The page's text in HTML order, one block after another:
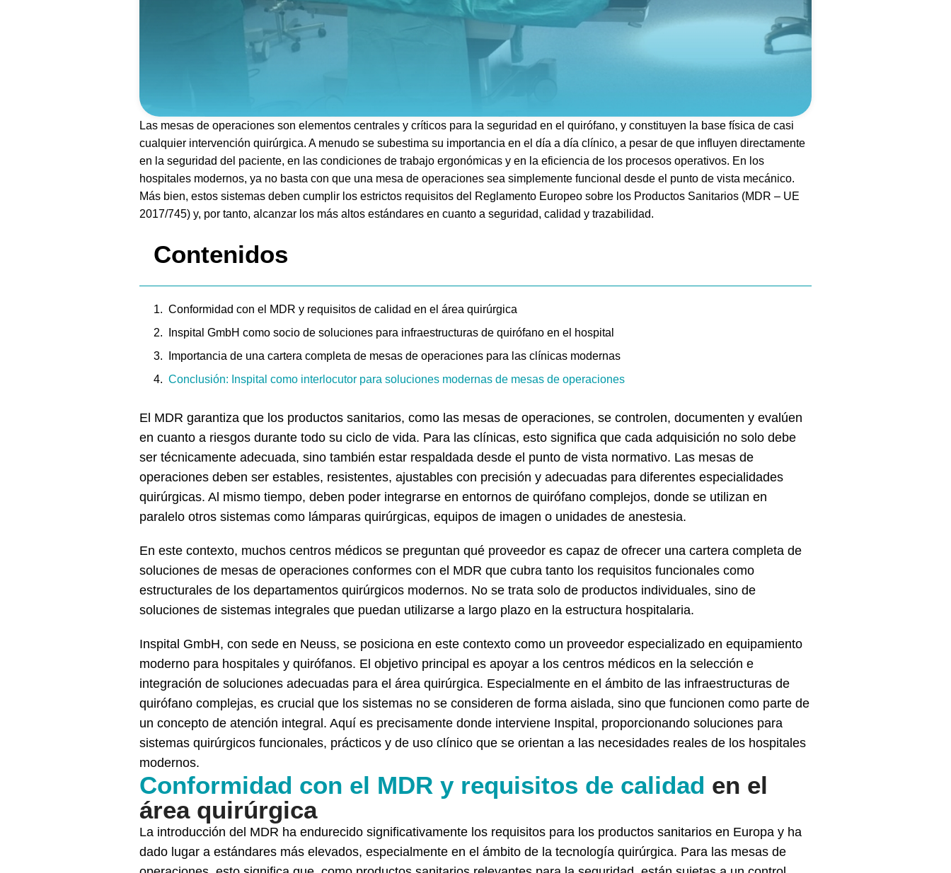
Las mesas de operaciones son elementos centrales y críticos para la seguridad en el quirófano, y constituyen la base física de casi
cualquier intervención quirúrgica. A menudo se subestima su importancia en el día a día clínico, a pesar de que influyen directamente
en la seguridad del paciente, en las condiciones de trabajo ergonómicas y en la eficiencia de los procesos operativos. En los
hospitales modernos, ya no basta con que una mesa de operaciones sea simplemente funcional desde el punto de vista mecánico.
Más bien, estos sistemas deben cumplir los estrictos requisitos del Reglamento Europeo sobre los Productos Sanitarios (MDR – UE
2017/745) y, por tanto, alcanzar los más altos estándares en cuanto a seguridad, calidad y trazabilidad.
Contenidos
Conformidad con el MDR y requisitos de calidad en el área quirúrgica
Inspital GmbH como socio de soluciones para infraestructuras de quirófano en el hospital
Importancia de una cartera completa de mesas de operaciones para las clínicas modernas
Conclusión: Inspital como interlocutor para soluciones modernas de mesas de operaciones
El MDR garantiza que los productos sanitarios, como las mesas de operaciones, se controlen, documenten y evalúen
en cuanto a riesgos durante todo su ciclo de vida. Para las clínicas, esto significa que cada adquisición no solo debe
ser técnicamente adecuada, sino también estar respaldada desde el punto de vista normativo. Las mesas de
operaciones deben ser estables, resistentes, ajustables con precisión y adecuadas para diferentes especialidades
quirúrgicas. Al mismo tiempo, deben poder integrarse en entornos de quirófano complejos, donde se utilizan en
paralelo otros sistemas como lámparas quirúrgicas, equipos de imagen o unidades de anestesia.
En este contexto, muchos centros médicos se preguntan qué proveedor es capaz de ofrecer una cartera completa de
soluciones de mesas de operaciones conformes con el MDR que cubra tanto los requisitos funcionales como
estructurales de los departamentos quirúrgicos modernos. No se trata solo de productos individuales, sino de
soluciones de sistemas integrales que puedan utilizarse a largo plazo en la estructura hospitalaria.
Inspital GmbH, con sede en Neuss, se posiciona en este contexto como un proveedor especializado en equipamiento
moderno para hospitales y quirófanos. El objetivo principal es apoyar a los centros médicos en la selección e
integración de soluciones adecuadas para el área quirúrgica. Especialmente en el ámbito de las infraestructuras de
quirófano complejas, es crucial que los sistemas no se consideren de forma aislada, sino que funcionen como parte de
un concepto de atención integral. Aquí es precisamente donde interviene Inspital, proporcionando soluciones para
sistemas quirúrgicos funcionales, prácticos y de uso clínico que se orientan a las necesidades reales de los hospitales
modernos.
Conformidad con el MDR y requisitos de calidad en el
área quirúrgica
La introducción del MDR ha endurecido significativamente los requisitos para los productos sanitarios en Europa y ha
dado lugar a estándares más elevados, especialmente en el ámbito de la tecnología quirúrgica. Para las mesas de